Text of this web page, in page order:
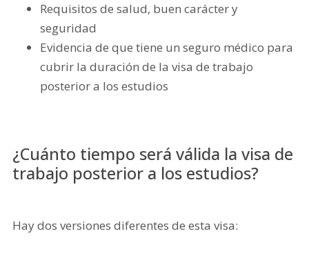
Requisitos de salud, buen carácter y
seguridad
Evidencia de que tiene un seguro médico para
cubrir la duración de la visa de trabajo
posterior a los estudios
¿Cuánto tiempo será válida la visa de
trabajo posterior a los estudios?
Hay dos versiones diferentes de esta visa: